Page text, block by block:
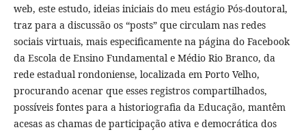
web, este estudo, ideias iniciais do meu estágio Pós-doutoral,
traz para a discussão os “posts” que circulam nas redes
sociais virtuais, mais especificamente na página do Facebook
da Escola de Ensino Fundamental e Médio Rio Branco, da
rede estadual rondoniense, localizada em Porto Velho,
procurando acenar que esses registros compartilhados,
possíveis fontes para a historiografia da Educação, mantêm
acesas as chamas de participação ativa e democrática dos